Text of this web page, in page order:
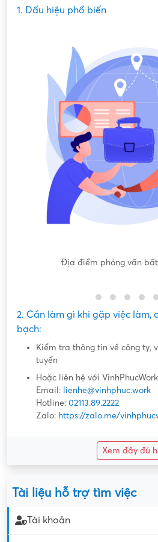
1. Dấu hiệu phổ biến
Nội dung mô tả công việc sơ sài,
2. Cần làm gì khi gặp việc làm,
bạch:
Kiểm tra thông tin về công ty,
tuyển
Hoặc liên hệ với
Email: lienhe@vinhphuc.work
Hotline: 02113.89.2222
Zalo: https://zalo.me/
Xem đầy đủ
Tài liệu hỗ trợ tìm việc
Tài khoản